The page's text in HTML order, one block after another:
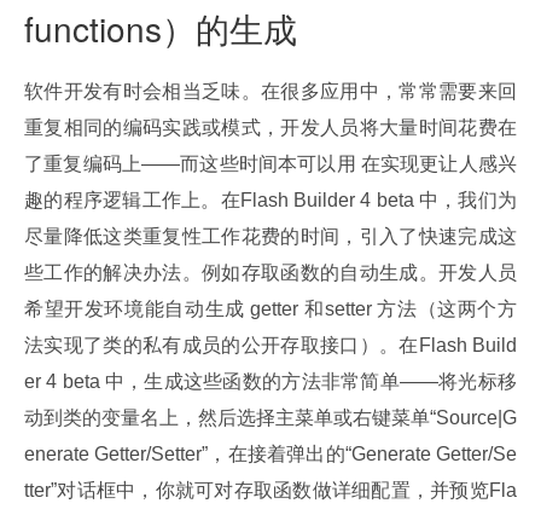
functions）的生成
软件开发有时会相当乏味。在很多应用中，常常需要来回
重复相同的编码实践或模式，开发人员将大量时间花费在
了重复编码上——而这些时间本可以用 在实现更让人感兴
趣的程序逻辑工作上。在Flash Builder 4 beta 中，我们为
尽量降低这类重复性工作花费的时间，引入了快速完成这
些工作的解决办法。例如存取函数的自动生成。开发人员
希望开发环境能自动生成 getter 和setter 方法（这两个方
法实现了类的私有成员的公开存取接口）。在Flash Build
er 4 beta 中，生成这些函数的方法非常简单——将光标移
动到类的变量名上，然后选择主菜单或右键菜单“Source|G
enerate Getter/Setter”，在接着弹出的“Generate Getter/Se
tter”对话框中，你就可对存取函数做详细配置，并预览Fla